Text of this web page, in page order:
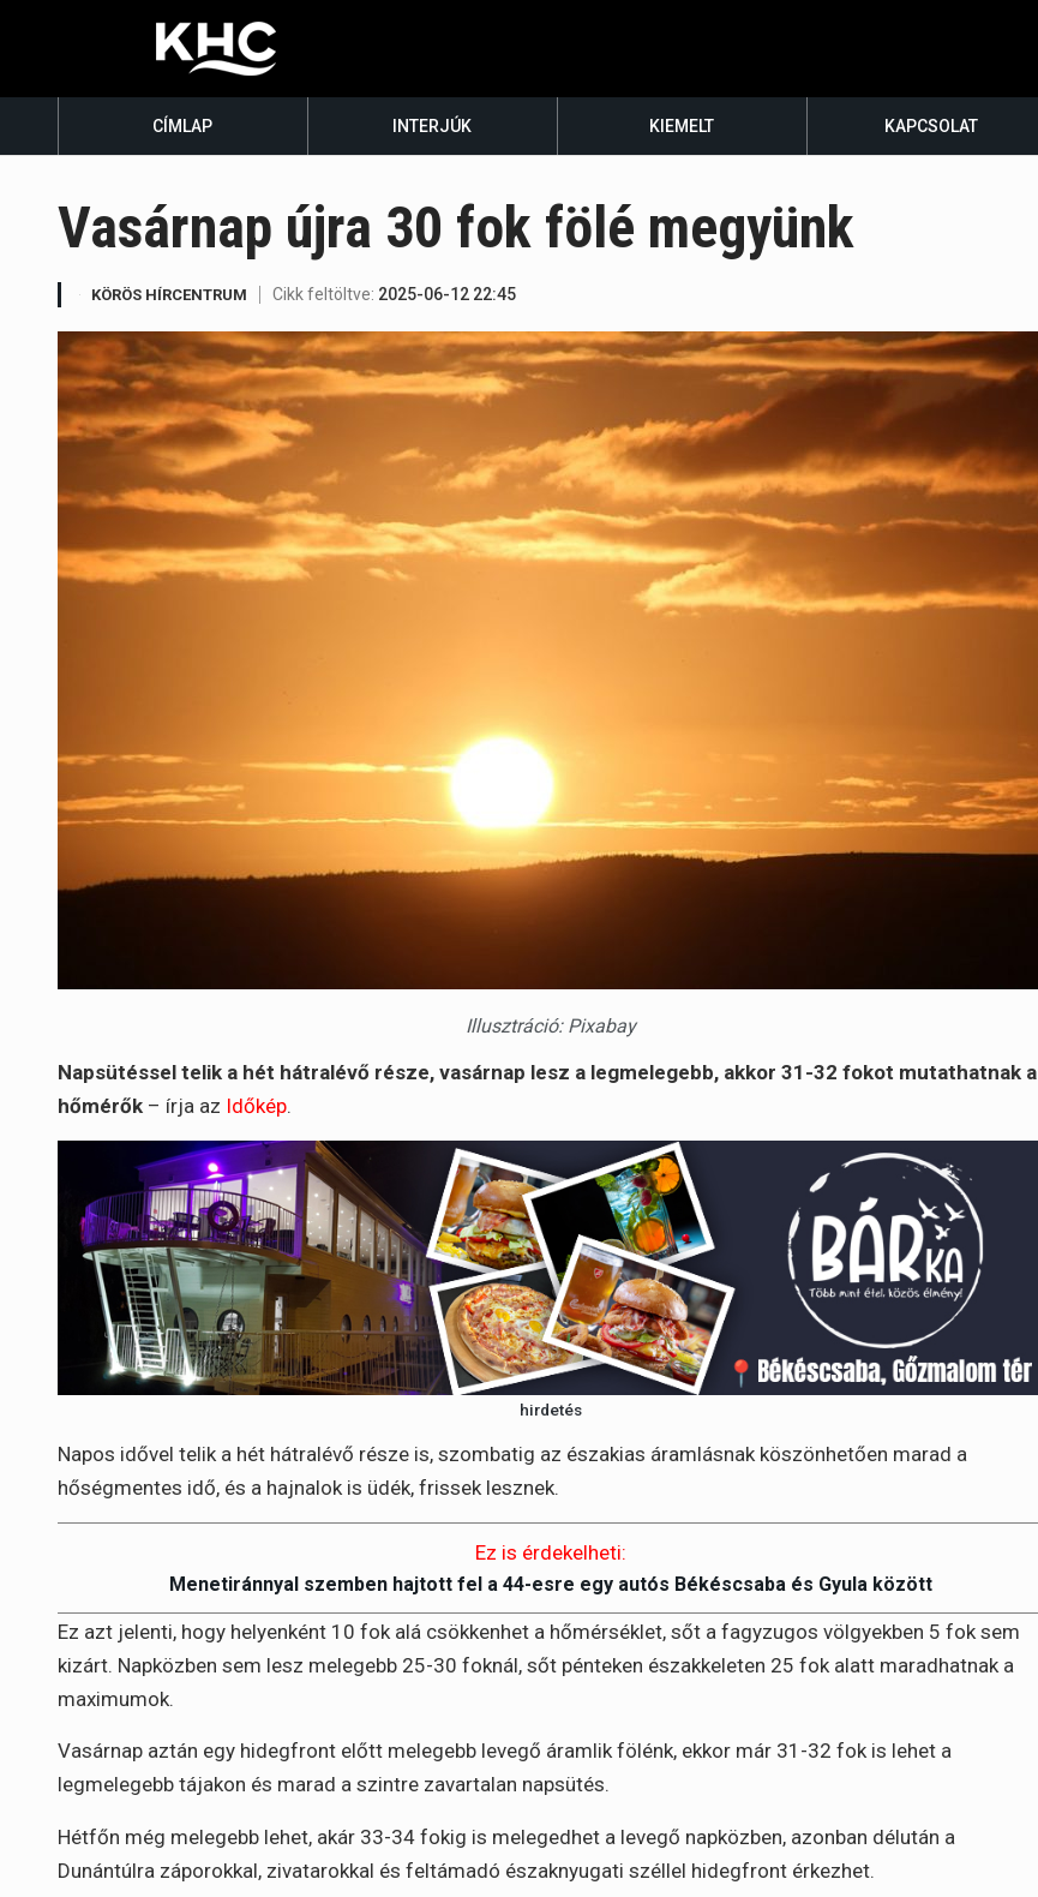
CÍMLAP INTERJÚK KIEMELT KAPCSOLAT
Vasárnap újra 30 fok fölé megyünk
KÖRÖS HÍRCENTRUM Cikk feltöltve: 2025-06-12 22:45
Illusztráció: Pixabay
Napsütéssel telik a hét hátralévő része, vasárnap lesz a legmelegebb, akkor 31-32 fokot mutathatnak a
hőmérők – írja az Időkép.
hirdetés
Napos idővel telik a hét hátralévő része is, szombatig az északias áramlásnak köszönhetően marad a
hőségmentes idő, és a hajnalok is üdék, frissek lesznek.
Ez is érdekelheti:
Menetiránnyal szemben hajtott fel a 44-esre egy autós Békéscsaba és Gyula között
Ez azt jelenti, hogy helyenként 10 fok alá csökkenhet a hőmérséklet, sőt a fagyzugos völgyekben 5 fok sem
kizárt. Napközben sem lesz melegebb 25-30 foknál, sőt pénteken északkeleten 25 fok alatt maradhatnak a
maximumok.
Vasárnap aztán egy hidegfront előtt melegebb levegő áramlik fölénk, ekkor már 31-32 fok is lehet a
legmelegebb tájakon és marad a szintre zavartalan napsütés.
Hétfőn még melegebb lehet, akár 33-34 fokig is melegedhet a levegő napközben, azonban délután a
Dunántúlra záporokkal, zivatarokkal és feltámadó északnyugati széllel hidegfront érkezhet.